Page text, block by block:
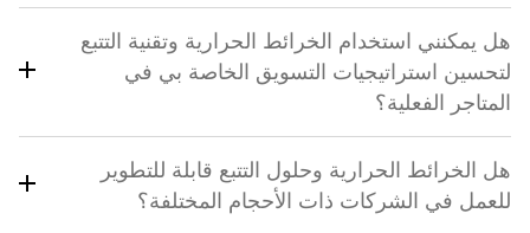
هل يمكنني استخدام الخرائط الحرارية وتقنية التتبع
لتحسين استراتيجيات التسويق الخاصة بي في
المتاجر الفعلية؟
هل الخرائط الحرارية وحلول التتبع قابلة للتطوير
للعمل في الشركات ذات الأحجام المختلفة؟